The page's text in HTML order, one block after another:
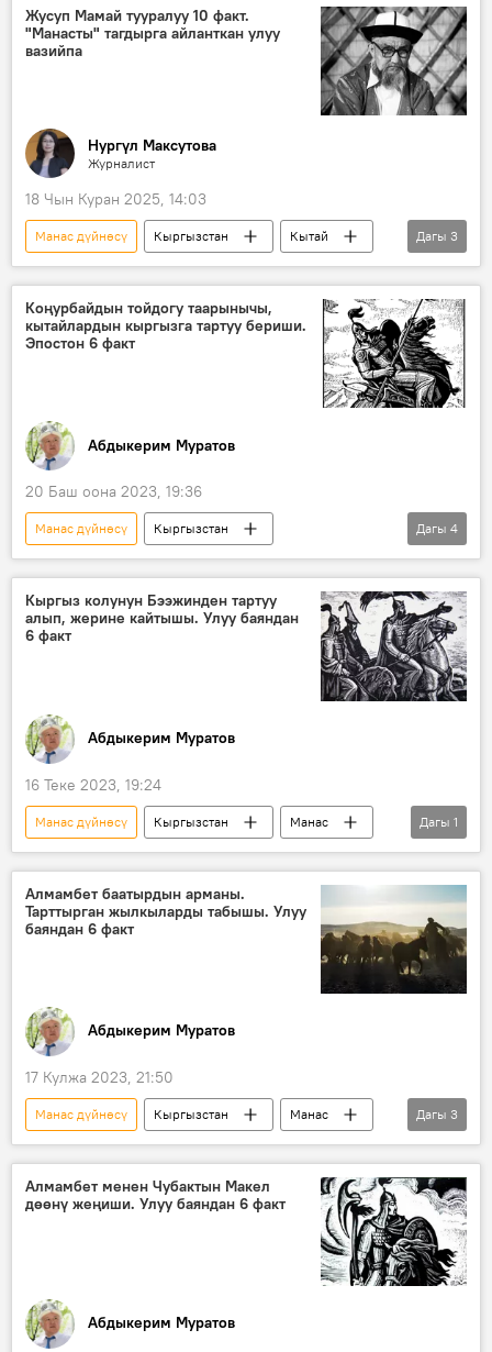
манасчы
аян
талант
гений
Каюм Мифтаков
Жусуп Мамай тууралуу 10 факт.
"Манасты" тагдырга айланткан улуу
вазийпа
Нургүл Максутова
Журналист
18 Чын Куран 2025, 14:03
Манас дүйнөсү Кыргызстан
Кытай
Жусуп Мамай
Манас эпосу
Кыргыздын көркөм өнөрү, белгилүү инсандары жөнүндө фактылар
Дагы 3
Коңурбайдын тойдогу таарынычы,
кытайлардын кыргызга тартуу бериши.
Эпостон 6 факт
Абдыкерим Муратов
20 Баш оона 2023, 19:36
Манас дүйнөсү
Кыргызстан
Манас эпосу
Манас
Алмамбет
Семетей
Кыргыздын көркөм өнөрү, белгилүү инсандары жөнүндө фактылар
Дагы 4
Кыргыз колунун Бээжинден тартуу
алып, жерине кайтышы. Улуу баяндан
6 факт
Абдыкерим Муратов
16 Теке 2023, 19:24
Манас дүйнөсү Кыргызстан
Манас
Манас эпосу
Дагы 1
Алмамбет баатырдын арманы.
Тарттырган жылкыларды табышы. Улуу
баяндан 6 факт
Абдыкерим Муратов
17 Кулжа 2023, 21:50
Манас дүйнөсү Кыргызстан
Манас
Алмамбет
Манас эпосу Чоң казат
Дагы 3
Алмамбет менен Чубактын Макел
дөөнү жеңиши. Улуу баяндан 6 факт
Абдыкерим Муратов